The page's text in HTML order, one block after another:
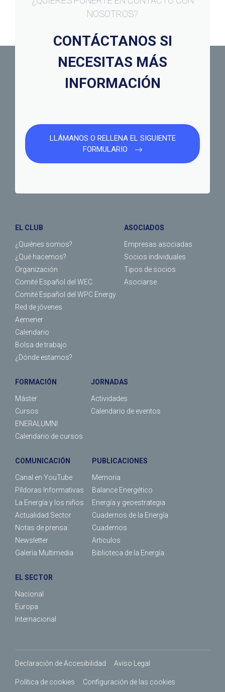
NOSOTROS?
CONTÁCTANOS SI
NECESITAS MÁS
INFORMACIÓN
LLÁMANOS O RELLENA EL SIGUIENTE
FORMULARIO
EL CLUB
¿Quiénes somos?
¿Qué hacemos?
Organización
Comité Español del WEC
Comité Español del WPC Energy
Red de jóvenes
Aemener
Calendario
Bolsa de trabajo
¿Dónde estamos?
ASOCIADOS
Empresas asociadas
Socios individuales
Tipos de socios
Asociarse
FORMACIÓN
Máster
Cursos
ENERALUMNI
Calendario de cursos
JORNADAS
Actividades
Calendario de eventos
COMUNICACIÓN
Canal en YouTube
Píldoras Informativas
La Energía y los niños
Actualidad Sector
Notas de prensa
Newsletter
Galería Multimedia
PUBLICACIONES
Memoria
Balance Energético
Energía y geoestrategia
Cuadernos de la Energía
Cuadernos
Articulos
Biblioteca de la Energía
EL SECTOR
Nacional
Europa
Internacional
Declaración de Accesibilidad Aviso Legal
Política de cookies Configuración de las cookies